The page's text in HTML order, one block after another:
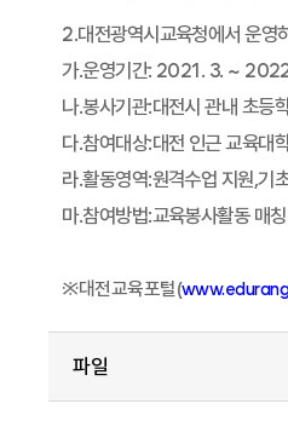
2.대전광역시교육청에서 운영
가.운영기간: 2021. 3. ~
나.봉사기관:대전시 관내 초등
다.참여대상:대전 인근 교육대
라.활동영역:원격수업 지원,기
마.참여방법:교육봉사활동 매
※대전교육포털(
파일